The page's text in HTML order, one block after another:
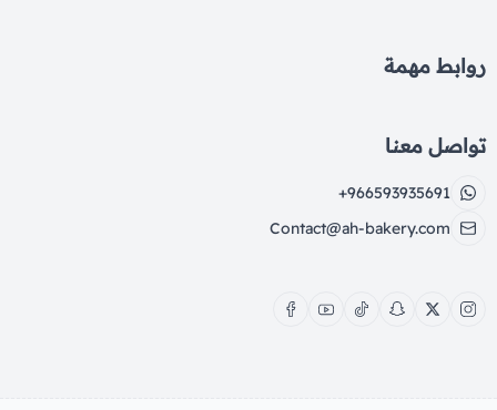
روابط مهمة
تواصل معنا
+966593935691
Contact@ah-bakery.com